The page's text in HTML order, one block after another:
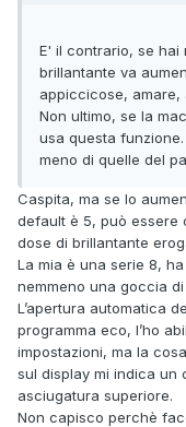
E' il contrario, se
brillantante va
appiccicose, amare,
Non ultimo, se la
usa questa
meno di quelle del
Caspita, ma se lo
default è 5, può essere
dose di brillantante
La mia è una serie 8,
nemmeno una goccia
L’apertura automatica
programma eco, l’ho
impostazioni, ma la
sul display mi indica un
asciugatura superiore.
Non capisco perchè